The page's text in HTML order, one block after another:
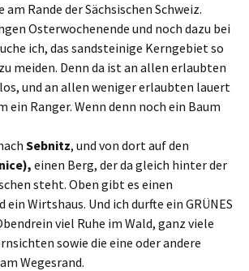
Rande der Sächsischen Schweiz.
Osterwochenende und noch dazu bei
ich, das sandsteinige Kerngebiet so
meiden. Denn da ist an allen erlaubten
und an allen weniger erlaubten lauert
ein Ranger. Wenn denn noch ein Baum
Sebnitz, und von dort auf den
einen Berg, der da gleich hinter der
steht. Oben gibt es einen
Wirtshaus. Und ich durfte ein GRÜNES
viel Ruhe im Wald, ganz viele
sowie die eine oder andere
Wegesrand.